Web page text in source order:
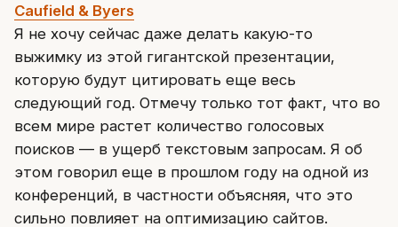
Caufield & Byers
Я не хочу сейчас даже делать какую-то
выжимку из этой гигантской презентации,
которую будут цитировать еще весь
следующий год. Отмечу только тот факт, что во
всем мире растет количество голосовых
поисков — в ущерб текстовым запросам. Я об
этом говорил еще в прошлом году на одной из
конференций, в частности объясняя, что это
сильно повлияет на оптимизацию сайтов.